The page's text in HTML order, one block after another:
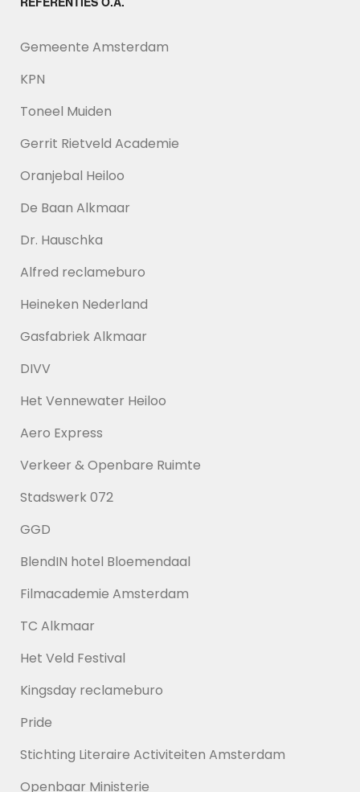
Gemeente Amsterdam
KPN
Toneel Muiden
Gerrit Rietveld Academie
Oranjebal Heiloo
De Baan Alkmaar
Dr. Hauschka
Alfred reclameburo
Heineken Nederland
Gasfabriek Alkmaar
DIVV
Het Vennewater Heiloo
Aero Express
Verkeer & Openbare Ruimte
Stadswerk 072
GGD
BlendIN hotel Bloemendaal
Filmacademie Amsterdam
TC Alkmaar
Het Veld Festival
Kingsday reclameburo
Pride
Stichting Literaire Activiteiten Amsterdam
Openbaar Ministerie